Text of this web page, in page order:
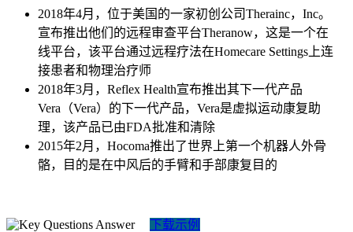
2018年4月，位于美国的一家初创公司Therainc，Inc。
宣布推出他们的远程审查平台Theranow，这是一个在
线平台，该平台通过远程疗法在Homecare Settings上连
接患者和物理治疗师
2018年3月，Reflex Health宣布推出其下一代产品
Vera（Vera）的下一代产品，Vera是虚拟运动康复助
理，该产品已由FDA批准和清除
2015年2月，Hocoma推出了世界上第一个机器人外骨
骼，目的是在中风后的手臂和手部康复目的
下载示例